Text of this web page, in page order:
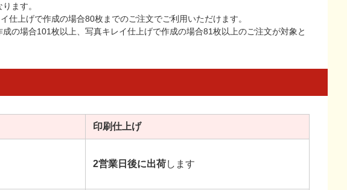
ます。
上げで作成の場合80枚までのご注文でご利用いただけます。
の場合101枚以上、写真キレイ仕上げで作成の場合81枚以上のご注文が対象と
印刷仕上げ
2営業日後に出荷します